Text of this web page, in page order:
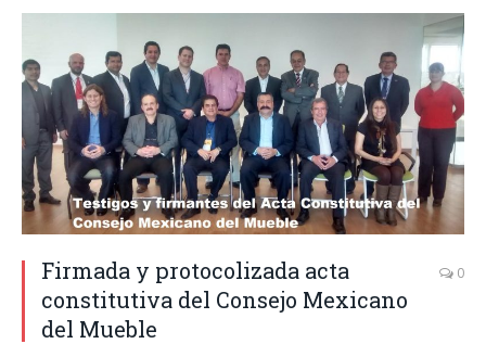
Firmada y protocolizada acta
constitutiva del Consejo Mexicano
del Mueble
0